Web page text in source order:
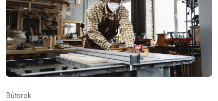
Bútorok